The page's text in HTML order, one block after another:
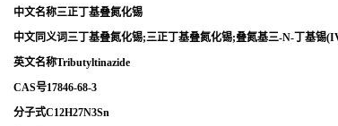
中文名称三正丁基叠氮化锡
中文同义词三丁基叠氮化锡;三正丁基叠氮化锡;叠氮基三-N-丁基锡
英文名称Tributyltinazide
CAS号17846-68-3
分子式C12H27N3Sn